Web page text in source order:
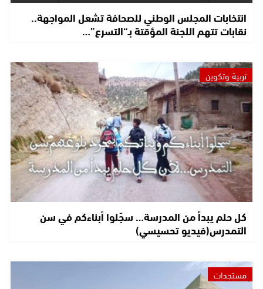
انتخابات المجلس الوطني للصحافة تشعل المواجهة..
نقابات تتهم اللجنة المؤقتة بـ“التسرع”…
تربية وتكوين
كل حلم يبدأ من المدرسة… سجّلوا أبناءكم في سن
التمدرس(فيديو تحسيسي)
مستجدات